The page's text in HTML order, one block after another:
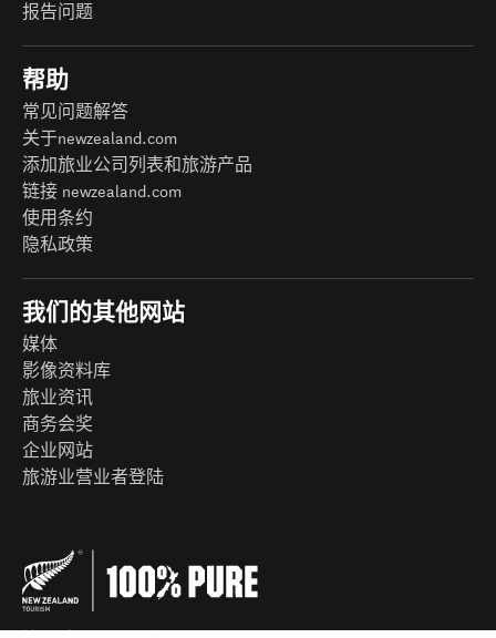
报告问题
帮助
常见问题解答
关于newzealand.com
添加旅业公司列表和旅游产品
链接 newzealand.com
使用条约
隐私政策
我们的其他网站
媒体
影像资料库
旅业资讯
商务会奖
企业网站
旅游业营业者登陆